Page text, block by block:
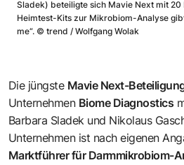
Sladek) beteiligte sich Mavie Next mit 20
Heimtest-Kits zur Mikrobiom-Analyse
me“. © trend / Wolfgang Wolak
Die jüngste Mavie Next-
Unternehmen Biome Diagnostics
Barbara Sladek und Nikolaus
Unternehmen ist nach eigenen
Marktführer für Darmmikrobiom-